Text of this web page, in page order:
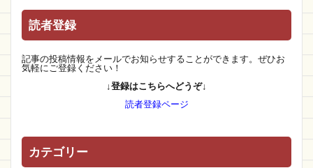
読者登録
記事の投稿情報をメールでお知らせすることができます。ぜひお
気軽にご登録ください！
↓登録はこちらへどうぞ↓
読者登録ページ
カテゴリー